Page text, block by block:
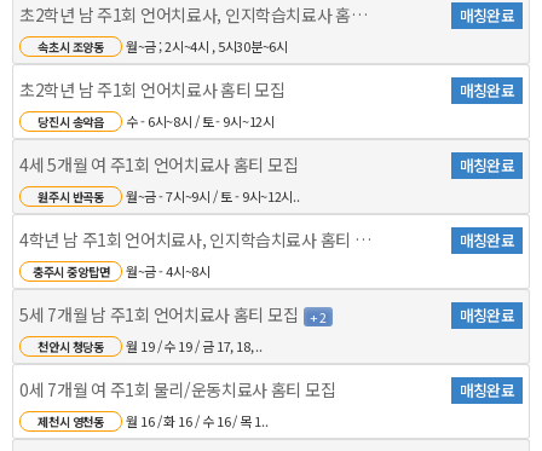
초2학년 남 주1회 언어치료사, 인지학습치료사 홈티 모.. 매칭완료
속초시 조양동 월~금 ; 2시~4시 , 5시30분~6시
초2학년 남 주1회 언어치료사 홈티 모집 매칭완료
당진시 송악읍 수 - 6시~8시 / 토 - 9시~12시
4세 5개월 여 주1회 언어치료사 홈티 모집 매칭완료
원주시 반곡동 월~금 - 7시~9시 / 토 - 9시~12시..
4학년 남 주1회 언어치료사, 인지학습치료사 홈티 모집 매칭완료
충주시 중앙탑면 월~금 - 4시~8시
5세 7개월 남 주1회 언어치료사 홈티 모집 + 2 매칭완료
천안시 청당동 월 19 / 수 19 / 금 17, 18, ..
0세 7개월 여 주1회 물리/운동치료사 홈티 모집 매칭완료
제천시 영천동 월 16 / 화 16 / 수 16 / 목 1..